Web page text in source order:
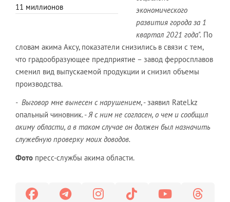
11 миллионов
экономического
развития города за 1
квартал 2021 года". По
словам акима Аксу, показатели снизились в связи с тем,
что градообразующее предприятие – завод ферросплавов
сменил вид выпускаемой продукции и снизил объемы
производства.
- Выговор мне вынесен с нарушением, - заявил Ratel.kz
опальный чиновник. -Я с ним не согласен, о чем и сообщил
акиму области, а в таком случае он должен был назначить
служебную проверку моих доводов.
Фото пресс-службы акима области.